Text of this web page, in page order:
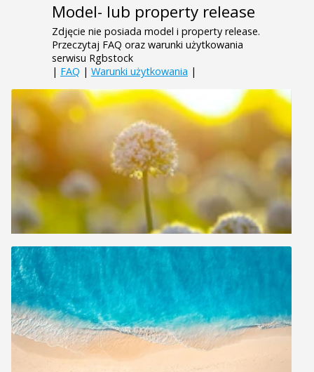
Model- lub property release
Zdjęcie nie posiada model i property release.
Przeczytaj FAQ oraz warunki użytkowania
serwisu Rgbstock
| FAQ | Warunki użytkowania |